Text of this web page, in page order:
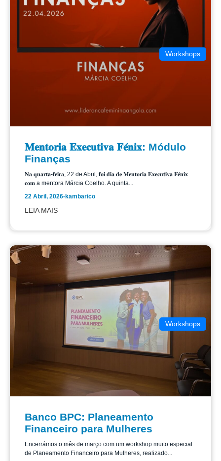
Workshops
𝐌𝐞𝐧𝐭𝐨𝐫𝐢𝐚 𝐄𝐱𝐞𝐜𝐮𝐭𝐢𝐯𝐚 𝐅𝐞́𝐧𝐢𝐱: Módulo
Finanças
𝐍𝐚 𝐪𝐮𝐚𝐫𝐭𝐚-𝐟𝐞𝐢𝐫𝐚, 22 de Abril, 𝐟𝐨𝐢 𝐝𝐢𝐚 𝐝𝐞 𝐌𝐞𝐧𝐭𝐨𝐫𝐢𝐚 𝐄𝐱𝐞𝐜𝐮𝐭𝐢𝐯𝐚 𝐅𝐞́𝐧𝐢𝐱
𝐜𝐨𝐦 a mentora Márcia Coelho. A quinta...
22 Abril, 2026-kambarico
LEIA MAIS
Workshops
Banco BPC: Planeamento
Financeiro para Mulheres
Encerrámos o mês de março com um workshop muito especial
de Planeamento Financeiro para Mulheres, realizado...